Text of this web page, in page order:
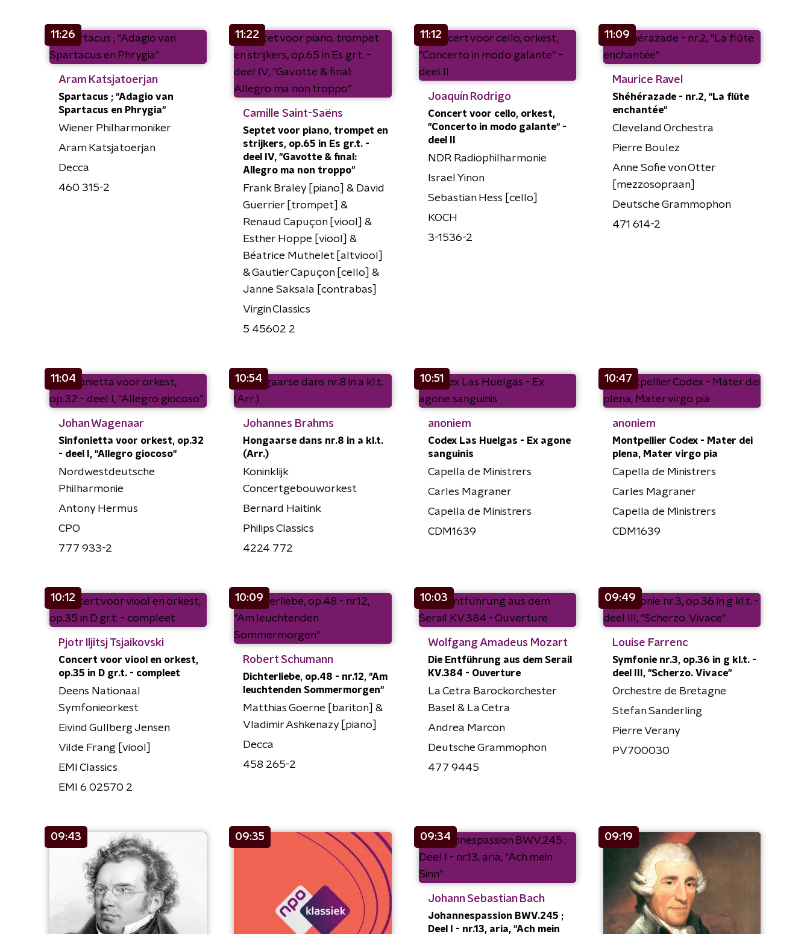
11:26
Aram Katsjatoerjan
Spartacus ; "Adagio van
Spartacus en Phrygia"
Wiener Philharmoniker
Aram Katsjatoerjan
Decca
460 315-2
11:22
Camille Saint-Saëns
Septet voor piano, trompet en
strijkers, op.65 in Es gr.t. -
deel IV, "Gavotte & final:
Allegro ma non troppo"
Frank Braley [piano] & David
Guerrier [trompet] &
Renaud Capuçon [viool] &
Esther Hoppe [viool] &
Béatrice Muthelet [altviool]
& Gautier Capuçon [cello] &
Janne Saksala [contrabas]
Virgin Classics
5 45602 2
11:12
Joaquín Rodrigo
Concert voor cello, orkest,
"Concerto in modo galante" -
deel II
NDR Radiophilharmonie
Israel Yinon
Sebastian Hess [cello]
KOCH
3-1536-2
11:09
Maurice Ravel
Shéhérazade - nr.2, "La flûte
enchantée"
Cleveland Orchestra
Pierre Boulez
Anne Sofie von Otter
[mezzosopraan]
Deutsche Grammophon
471 614-2
11:04
Johan Wagenaar
Sinfonietta voor orkest, op.32
- deel I, "Allegro giocoso"
Nordwestdeutsche
Philharmonie
Antony Hermus
CPO
777 933-2
10:54
Johannes Brahms
Hongaarse dans nr.8 in a kl.t.
(Arr.)
Koninklijk
Concertgebouworkest
Bernard Haitink
Philips Classics
4224 772
10:51
anoniem
Codex Las Huelgas - Ex agone
sanguinis
Capella de Ministrers
Carles Magraner
Capella de Ministrers
CDM1639
10:47
anoniem
Montpellier Codex - Mater dei
plena, Mater virgo pia
Capella de Ministrers
Carles Magraner
Capella de Ministrers
CDM1639
10:12
Pjotr Iljitsj Tsjaikovski
Concert voor viool en orkest,
op.35 in D gr.t. - compleet
Deens Nationaal
Symfonieorkest
Eivind Gullberg Jensen
Vilde Frang [viool]
EMI Classics
EMI 6 02570 2
10:09
Robert Schumann
Dichterliebe, op.48 - nr.12, "Am
leuchtenden Sommermorgen"
Matthias Goerne [bariton] &
Vladimir Ashkenazy [piano]
Decca
458 265-2
10:03
Wolfgang Amadeus Mozart
Die Entführung aus dem Serail
KV.384 - Ouverture
La Cetra Barockorchester
Basel & La Cetra
Andrea Marcon
Deutsche Grammophon
477 9445
09:49
Louise Farrenc
Symfonie nr.3, op.36 in g kl.t. -
deel III, "Scherzo. Vivace"
Orchestre de Bretagne
Stefan Sanderling
Pierre Verany
PV700030
09:43 09:35 09:34
Johann Sebastian Bach
Johannespassion BWV.245 ;
Deel I - nr.13, aria, "Ach mein
09:19